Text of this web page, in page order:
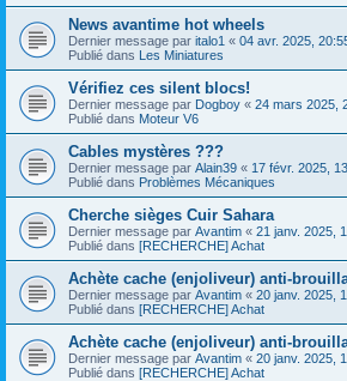
News avantime hot wheels
Dernier message par italo1 « 04 avr. 2025,
Publié dans Les Miniatures
Vérifiez ces silent blocs!
Dernier message par Dogboy « 24 mars 2025,
Publié dans Moteur V6
Cables mystères ???
Dernier message par Alain39 « 17 févr. 2025,
Publié dans Problèmes Mécaniques
Cherche sièges Cuir Sahara
Dernier message par Avantim « 21 janv. 2025,
Publié dans [RECHERCHE] Achat
Achète cache (enjoliveur) anti-
Dernier message par Avantim « 20 janv. 2025,
Publié dans [RECHERCHE] Achat
Achète cache (enjoliveur) anti-
Dernier message par Avantim « 20 janv. 2025,
Publié dans [RECHERCHE] Achat